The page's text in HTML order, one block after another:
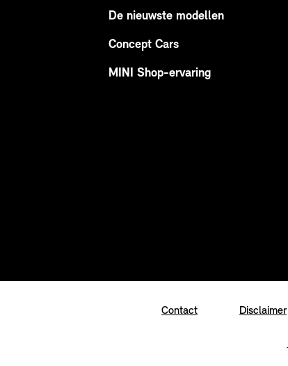
De nieuwste modellen
Concept Cars
MINI Shop-ervaring
Contact Disclaimer